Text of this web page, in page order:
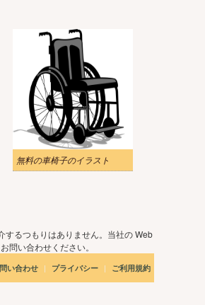
無料の車椅子のイラスト
するつもりはありません。当社の Web
問い合わせください。
い合わせ | プライバシー | ご利用規約